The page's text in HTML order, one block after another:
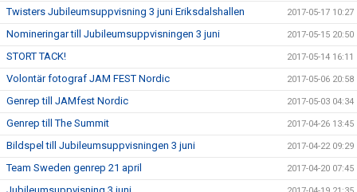
Twisters Jubileumsuppvisning 3 juni Eriksdalshallen 2017-05-17 10:27
Nomineringar till Jubileumsuppvisningen 3 juni 2017-05-15 20:50
STORT TACK! 2017-05-14 16:11
Volontär fotograf JAM FEST Nordic 2017-05-06 20:58
Genrep till JAMfest Nordic 2017-05-03 04:34
Genrep till The Summit 2017-04-26 13:45
Bildspel till Jubileumsuppvisningen 3 juni 2017-04-22 09:29
Team Sweden genrep 21 april 2017-04-20 07:45